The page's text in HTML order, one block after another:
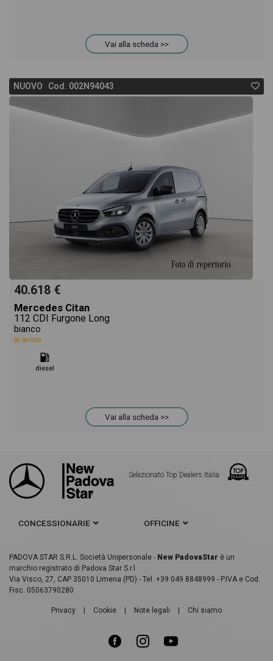
Vai alla scheda >>
NUOVO Cod. 002N94043
40.618 €
Mercedes Citan
112 CDI Furgone Long
bianco
In arrivo
diesel
Vai alla scheda >>
Selezionato Top Dealers Italia
CONCESSIONARIE OFFICINE
PADOVA STAR S.R.L. Società Unipersonale - New PadovaStar è un
marchio registrato di Padova Star S.r.l
Via Visco, 27, CAP 35010 Limena (PD) - Tel. +39 049 8848999 - P.IVA e Cod.
Fisc. 05063790280
Privacy Cookie Note legali Chi siamo